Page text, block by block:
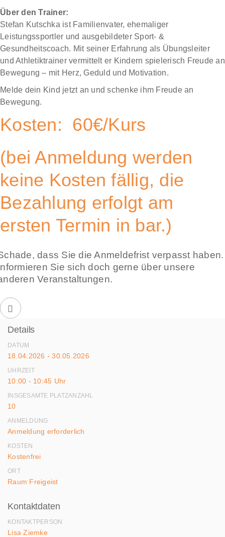
Über den Trainer:
Stefan Kutschka ist Familienvater, ehemaliger
Leistungssportler und ausgebildeter Sport- &
Gesundheitscoach. Mit seiner Erfahrung als Übungsleiter
und Athletiktrainer vermittelt er Kindern spielerisch Freude an
Bewegung – mit Herz, Geduld und Motivation.
Melde dein Kind jetzt an und schenke ihm Freude an
Bewegung.
Kosten: 60€/Kurs
(bei Anmeldung werden
keine Kosten fällig, die
Bezahlung erfolgt am
ersten Termin in bar.)
dass Sie die Anmeldefrist verpasst haben.
Sie sich doch gerne über unsere
Veranstaltungen.
Details
DATUM
18.04.2026 - 30.05.2026
UHRZEIT
10:00 - 10:45 Uhr
INSGESAMTE PLATZANZAHL
10
ANMELDUNG
Anmeldung erforderlich
KOSTEN
Kostenfrei
ORT
Raum Freigeist
Kontaktdaten
KONTAKTPERSON
Lisa Ziemke